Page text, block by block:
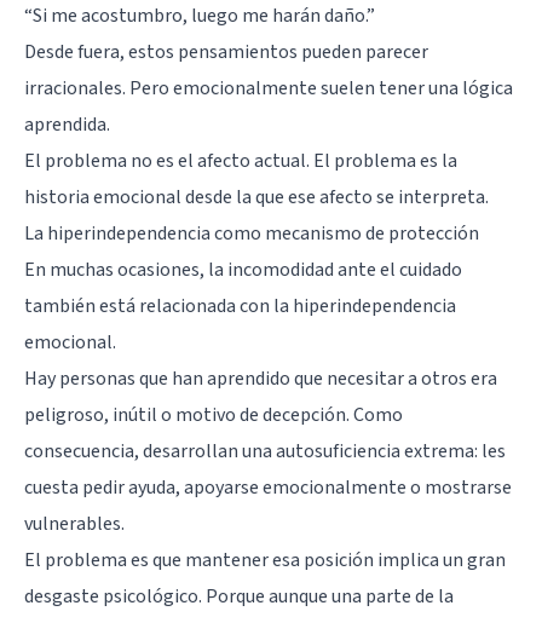
“Si me acostumbro, luego me harán daño.”
Desde fuera, estos pensamientos pueden parecer
irracionales. Pero emocionalmente suelen tener una lógica
aprendida.
El problema no es el afecto actual. El problema es la
historia emocional desde la que ese afecto se interpreta.
La hiperindependencia como mecanismo de protección
En muchas ocasiones, la incomodidad ante el cuidado
también está relacionada con la hiperindependencia
emocional.
Hay personas que han aprendido que necesitar a otros era
peligroso, inútil o motivo de decepción. Como
consecuencia, desarrollan una autosuficiencia extrema: les
cuesta pedir ayuda, apoyarse emocionalmente o mostrarse
vulnerables.
El problema es que mantener esa posición implica un gran
desgaste psicológico. Porque aunque una parte de la